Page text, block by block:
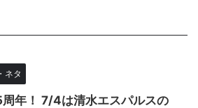
ネタ
年！ 7/4は清水エスパルスの